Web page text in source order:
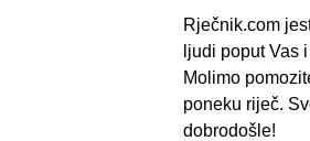
Rječnik.com
ljudi poput Vas
Molimo
poneku riječ.
dobrodošle!